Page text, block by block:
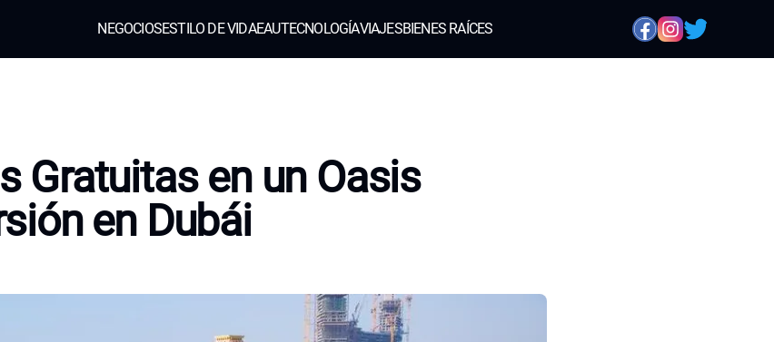
NEGOCIOSESTILO DE VIDAEAUTECNOLOGÍAVIAJESBIENES RAÍCES
Gratuitas en un Oasis
en Dubái